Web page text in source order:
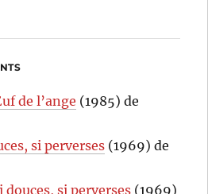
de l’ange (1985) de
si perverses (1969) de
douces, si perverses (1969)